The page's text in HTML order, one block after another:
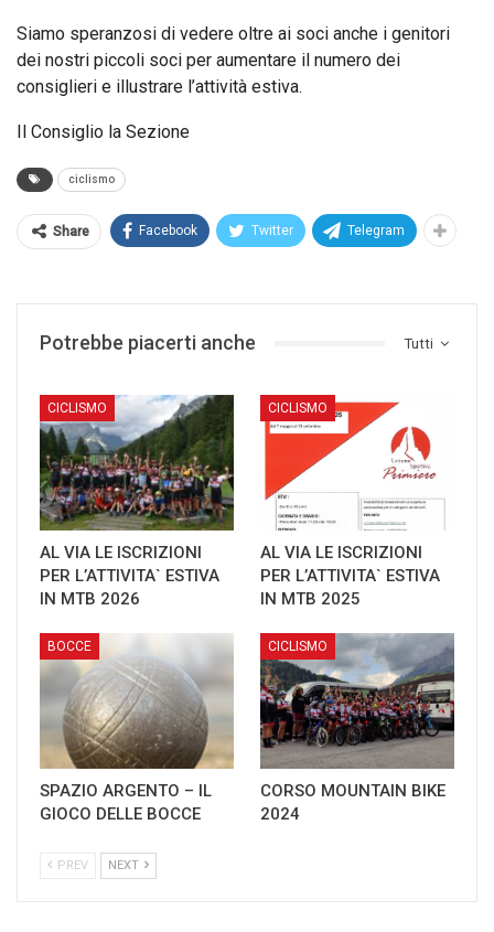
Siamo speranzosi di vedere oltre ai soci anche i genitori
dei nostri piccoli soci per aumentare il numero dei
consiglieri e illustrare l’attività estiva.
Il Consiglio la Sezione
ciclismo
Share Facebook Twitter Telegram
Tutti
Potrebbe piacerti anche
CICLISMO
AL VIA LE ISCRIZIONI
PER L’ATTIVITA` ESTIVA
IN MTB 2026
CICLISMO
AL VIA LE ISCRIZIONI
PER L’ATTIVITA` ESTIVA
IN MTB 2025
BOCCE
SPAZIO ARGENTO – IL
GIOCO DELLE BOCCE
CICLISMO
CORSO MOUNTAIN BIKE
2024
PREV NEXT